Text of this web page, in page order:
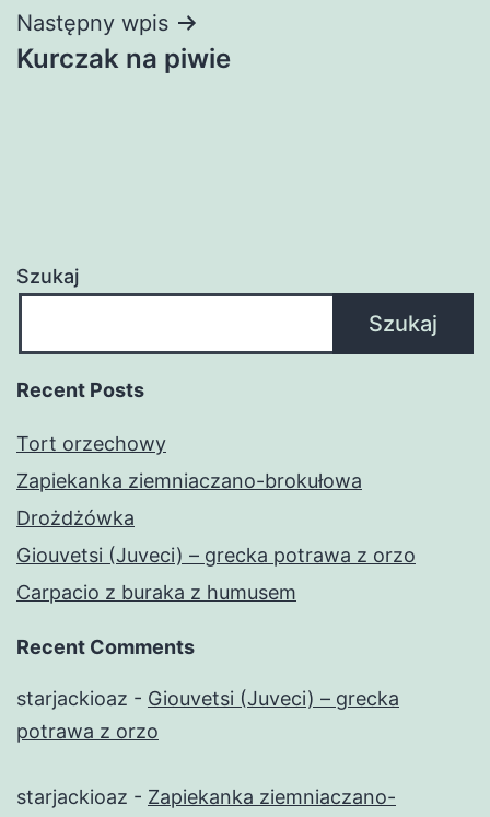
Następny wpis
Kurczak na piwie
Szukaj
Szukaj
Recent Posts
Tort orzechowy
Zapiekanka ziemniaczano-brokułowa
Drożdżówka
Giouvetsi (Juveci) – grecka potrawa z orzo
Carpacio z buraka z humusem
Recent Comments
starjackioaz - Giouvetsi (Juveci) – grecka
potrawa z orzo
starjackioaz - Zapiekanka ziemniaczano-